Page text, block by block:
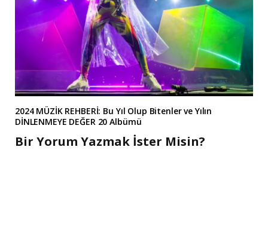
2024 MÜZİK REHBERİ: Bu Yıl Olup Bitenler ve Yılın
DİNLENMEYE DEĞER 20 Albümü
Bir Yorum Yazmak İster Misin?